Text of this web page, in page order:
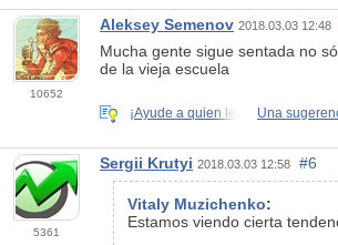
10652
Aleksey Semenov 2018.03.03 12:48
Mucha gente sigue sentada no
de la vieja escuela
¡Ayude a quien le Una
5361
Sergii Krutyi 2018.03.03 12:58 #6
Vitaly Muzichenko:
Estamos viendo cierta